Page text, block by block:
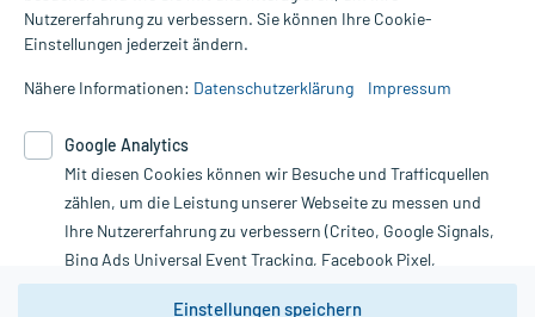
Alle Preise gelten inkl. MwSt., ggf. zzgl. Versandkosten
Informationen auf dieser Website werden ausschließlich für
die Untersuchung und Behandlung durch einen Arzt. Bitte
Therapien eingeleitet werden können. | Diese Webseite benutzt
Google Analytics. Lesen Sie bitte dazu die wichtigen Hinweise in
unserer Datenschutzerklärung. Für den Widerruf einer Bestellung
nutzen Sie das Formular:
Vertrag widerrufen
Nutzererfahrung zu verbessern. Sie können Ihre Cookie-
Einstellungen jederzeit ändern.
Nähere Informationen: Datenschutzerklärung Impressum
Google Analytics
Mit diesen Cookies können wir Besuche und Trafficquellen
zählen, um die Leistung unserer Webseite zu messen und
Ihre Nutzererfahrung zu verbessern (Criteo, Google Signals,
Bing Ads Universal Event Tracking, Facebook Pixel,
Youtube-Social Plugin).
Einstellungen speichern